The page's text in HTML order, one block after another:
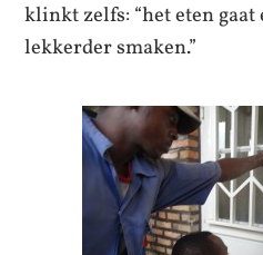
klinkt zelfs: “het eten
lekkerder smaken.”